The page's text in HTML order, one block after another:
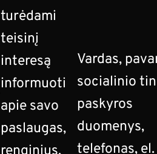
turėdami
teisinį
interesą
informuoti
apie savo
paslaugas,
Vardas,
socialinio
paskyros
duomenys,
telefonas, el.